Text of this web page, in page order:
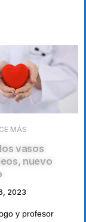
MÁS
vasos
nuevo
2023
y profesor